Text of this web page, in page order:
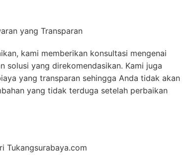
yang Transparan
kami memberikan konsultasi mengenai
solusi yang direkomendasikan. Kami juga
yang transparan sehingga Anda tidak akan
yang tidak terduga setelah perbaikan
Tukangsurabaya.com